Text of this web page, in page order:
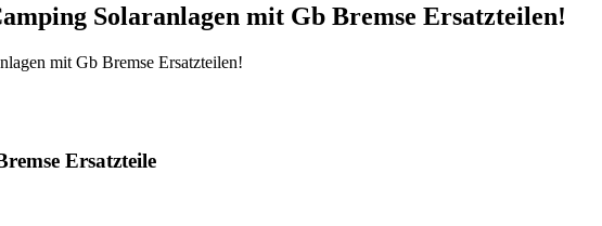
Solaranlagen mit Gb Bremse Ersatzteilen!
Ersatzteile